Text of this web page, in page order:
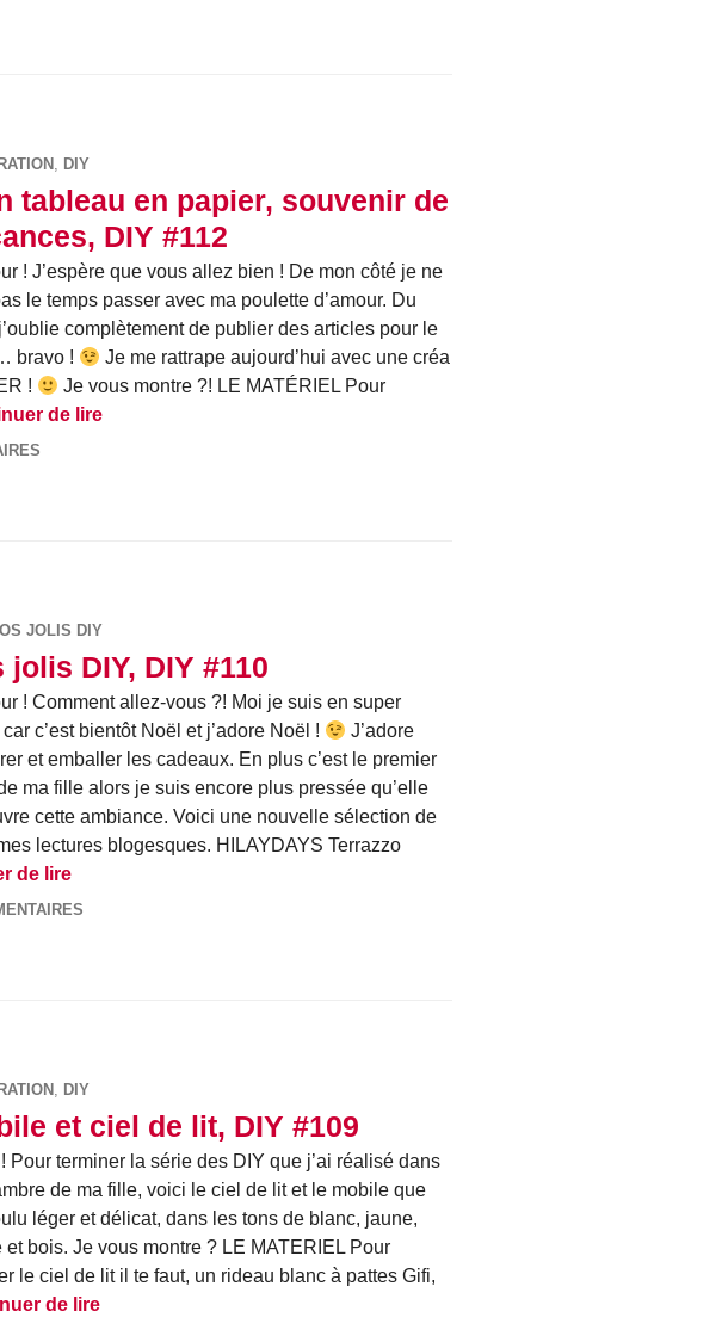
, DIY
tableau en papier, souvenir de
DIY #112
! J’espère que vous allez bien ! De mon côté je ne
le temps passer avec ma poulette d’amour. Du
complètement de publier des articles pour le
bravo !
Je me rattrape aujourd’hui avec une créa
!
Je vous montre ?! LE MATÉRIEL Pour
de lireMon tableau en papier, souvenir de vacances, DIY #112
JOLIS DIY
jolis DIY, DIY #110
! Comment allez-vous ?! Moi je suis en super
c’est bientôt Noël et j’adore Noël !
J’adore
et emballer les cadeaux. En plus c’est le premier
ma fille alors je suis encore plus pressée qu’elle
cette ambiance. Voici une nouvelle sélection de
lectures blogesques. HILAYDAYS Terrazzo
de lireVos jolis DIY, DIY #110
, DIY
et ciel de lit, DIY #109
Pour terminer la série des DIY que j’ai réalisé dans
de ma fille, voici le ciel de lit et le mobile que
léger et délicat, dans les tons de blanc, jaune,
et bois. Je vous montre ? LE MATERIEL Pour
le ciel de lit il te faut, un rideau blanc à pattes Gifi,
de lireMobile et ciel de lit, DIY #109